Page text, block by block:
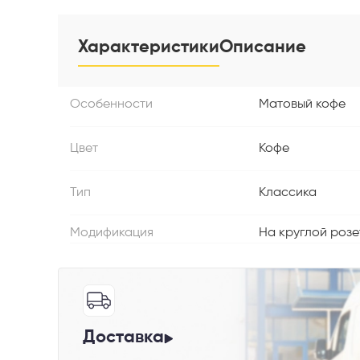
ХарактеристикиОписание
Особенности Матовый кофе
Цвет Кофе
Тип Классика
Модификация На круглой
Доставка Я